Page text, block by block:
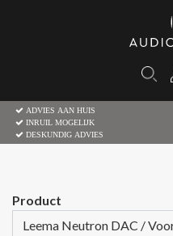
ADVIES AAN HUIS
INRUIL MOGELIJK
DESKUNDIG ADVIES
Product